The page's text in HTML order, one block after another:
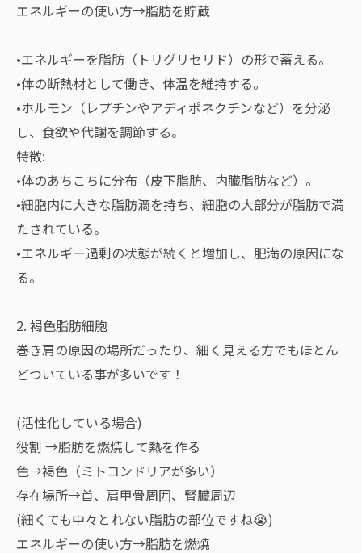
エネルギーの使い方→脂肪を貯蔵
•エネルギーを脂肪（トリグリセリド）の形で蓄える。
•体の断熱材として働き、体温を維持する。
•ホルモン（レプチンやアディポネクチンなど）を分泌
し、食欲や代謝を調節する。
特徴:
•体のあちこちに分布（皮下脂肪、内臓脂肪など）。
•細胞内に大きな脂肪滴を持ち、細胞の大部分が脂肪で満
たされている。
•エネルギー過剰の状態が続くと増加し、肥満の原因にな
る。
2. 褐色脂肪細胞
巻き肩の原因の場所だったり、細く見える方でもほとん
どついている事が多いです！
(活性化している場合)
役割 →脂肪を燃焼して熱を作る
色→褐色（ミトコンドリアが多い）
存在場所→首、肩甲骨周囲、腎臓周辺
(細くても中々とれない脂肪の部位ですね😭)
エネルギーの使い方→脂肪を燃焼